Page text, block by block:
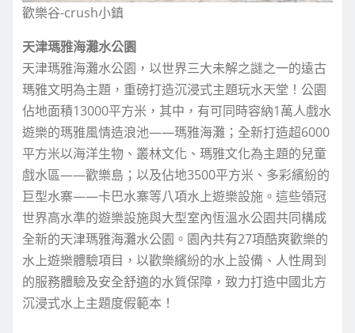
歡樂谷-crush小鎮
天津瑪雅海灘水公園
天津瑪雅海灘水公園，以世界三大未解之謎之一的遠古
瑪雅文明為主題，重磅打造沉浸式主題玩水天堂！公園
佔地面積13000平方米，其中，有可同時容納1萬人戲水
遊樂的瑪雅風情造浪池——瑪雅海灘；全新打造超6000
平方米以海洋生物、叢林文化、瑪雅文化為主題的兒童
戲水區——歡樂島；以及佔地3500平方米、多彩繽紛的
巨型水寨——卡巴水寨等八項水上遊樂設施。這些領冠
世界高水準的遊樂設施與大型室內恆溫水公園共同構成
全新的天津瑪雅海灘水公園。園內共有27項酷爽歡樂的
水上遊樂體驗項目，以歡樂繽紛的水上設備、人性周到
的服務體驗及安全舒適的水質保障，致力打造中國北方
沉浸式水上主題度假範本！